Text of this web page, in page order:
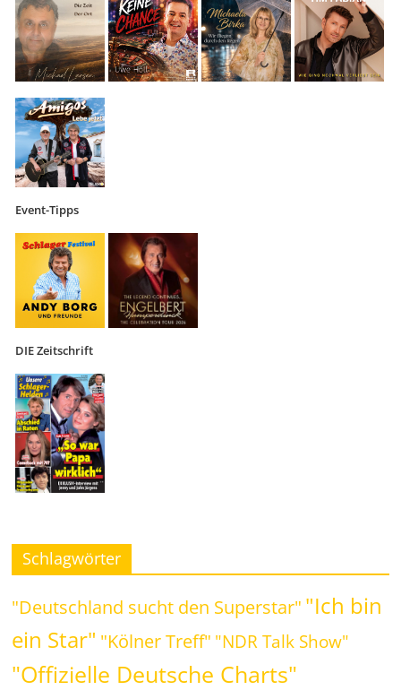
Event-Tipps
DIE Zeitschrift
Schlagwörter
"Deutschland sucht den Superstar" "Ich bin
ein Star" "Kölner Treff" "NDR Talk Show"
"Offizielle Deutsche Charts"